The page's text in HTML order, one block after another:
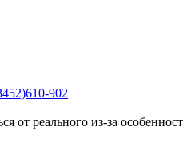
902
от реального из-за